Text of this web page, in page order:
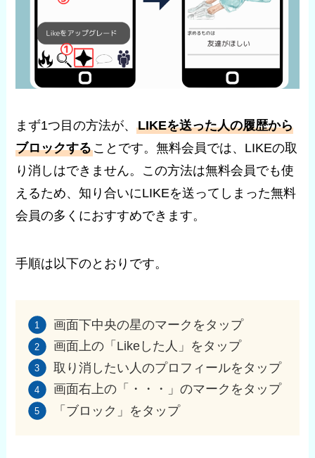
まず1つ目の方法が、LIKEを送った人の履歴から
ブロックすることです。無料会員では、LIKEの取
り消しはできません。この方法は無料会員でも使
えるため、知り合いにLIKEを送ってしまった無料
会員の多くにおすすめできます。
手順は以下のとおりです。
画面下中央の星のマークをタップ
画面上の「Likeした人」をタップ
取り消したい人のプロフィールをタップ
画面右上の「・・・」のマークをタップ
「ブロック」をタップ